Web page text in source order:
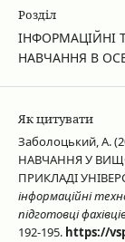
Розділ
ІНФОРМАЦІЙНІ
НАВЧАННЯ В
Як цитувати
Заболоцький, А.
НАВЧАННЯ У
ПРИКЛАДІ
інформаційні
підготовці
192-195. https://